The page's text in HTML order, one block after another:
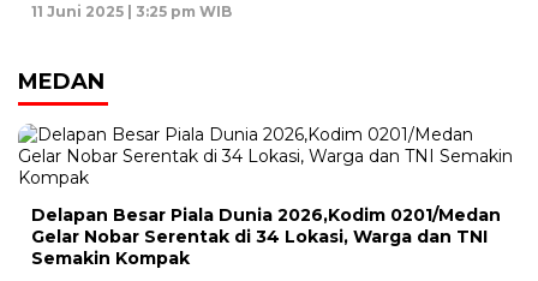
11 Juni 2025 | 3:25 pm WIB
MEDAN
Delapan Besar Piala Dunia 2026,Kodim 0201/Medan
Gelar Nobar Serentak di 34 Lokasi, Warga dan TNI
Semakin Kompak